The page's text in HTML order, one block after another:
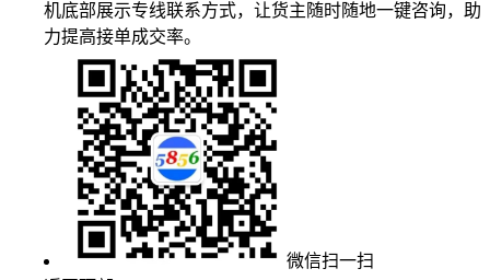
机底部展示专线联系方式，让货主随时随地一键咨询，助
力提高接单成交率。
微信扫一扫